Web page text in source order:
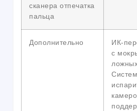
сканера отпечатка
пальца
Дополнительно
ИК-
с